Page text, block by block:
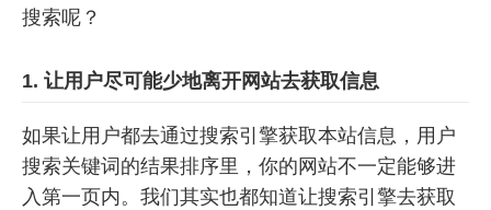
搜索呢？
1. 让用户尽可能少地离开网站去获取信息
如果让用户都去通过搜索引擎获取本站信息，用户
搜索关键词的结果排序里，你的网站不一定能够进
入第一页内。我们其实也都知道让搜索引擎去获取